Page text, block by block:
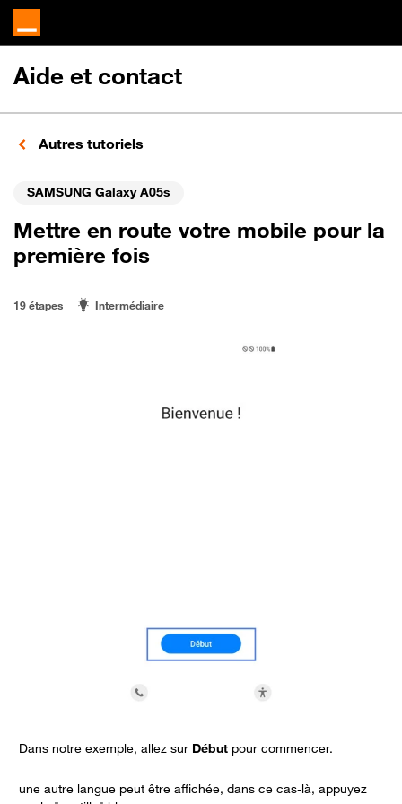
Aide et contact
Autres tutoriels
SAMSUNG Galaxy A05s
Mettre en route votre mobile pour la
première fois
19 étapes Intermédiaire
Dans notre exemple, allez sur Début pour commencer.
une autre langue peut être affichée, dans ce cas-là, appuyez